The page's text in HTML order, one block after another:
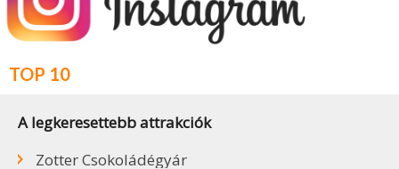
TOP 10
A legkeresettebb attrakciók
Zotter Csokoládégyár